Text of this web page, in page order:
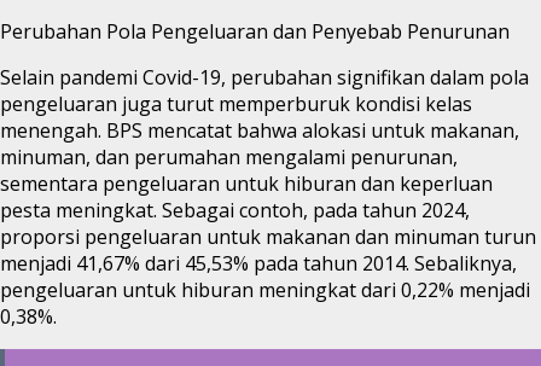
Perubahan Pola Pengeluaran dan Penyebab Penurunan
Selain pandemi Covid-19, perubahan signifikan dalam pola
pengeluaran juga turut memperburuk kondisi kelas
menengah. BPS mencatat bahwa alokasi untuk makanan,
minuman, dan perumahan mengalami penurunan,
sementara pengeluaran untuk hiburan dan keperluan
pesta meningkat. Sebagai contoh, pada tahun 2024,
proporsi pengeluaran untuk makanan dan minuman turun
menjadi 41,67% dari 45,53% pada tahun 2014. Sebaliknya,
pengeluaran untuk hiburan meningkat dari 0,22% menjadi
0,38%.